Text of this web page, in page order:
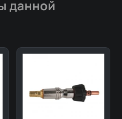
данной